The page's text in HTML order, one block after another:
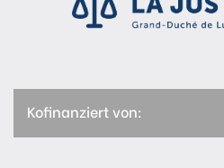
Kofinanziert von: